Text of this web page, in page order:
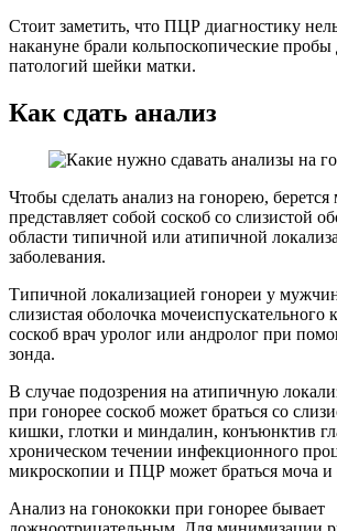
Стоит заметить, что ПЦР диагностику
накануне брали кольпоскопические
патологий шейки матки.
Как сдать анализ
Чтобы сделать анализ на гонорею,
представляет собой соскоб со слизистой
области типичной или атипичной
заболевания.
Типичной локализацией гонореи у мужчин
слизистая оболочка мочеиспускательного
соскоб врач уролог или андролог при
зонда.
В случае подозрения на атипичную
при гонорее соскоб может браться со
кишки, глотки и миндалин, конъюнктив
хроническом течении инфекционного
микроскопии и ПЦР может браться моча
Анализ на гонококки при гонорее бывает